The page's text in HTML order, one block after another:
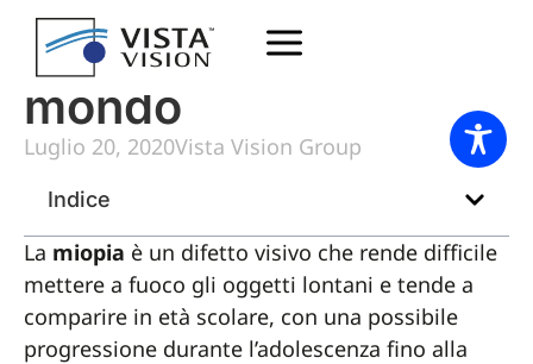
Sempre più miopi nel
mondo
Luglio 20, 2020Vista Vision Group
Indice
La miopia è un difetto visivo che rende difficile
mettere a fuoco gli oggetti lontani e tende a
comparire in età scolare, con una possibile
progressione durante l’adolescenza fino alla